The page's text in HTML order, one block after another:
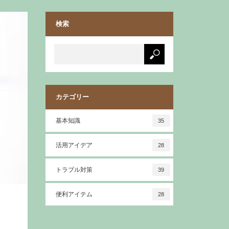
検索
カテゴリー
基本知識 35
活用アイデア 28
トラブル対策 39
便利アイテム 28